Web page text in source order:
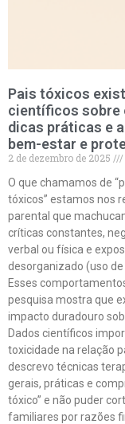
Pais tóxicos
científicos sobre
dicas práticas e
bem-estar e
2 de dezembro de 2025
O que chamamos de
tóxicos” estamos nos
parental que
críticas constantes,
verbal ou física e
desorganizado (uso
Esses
pesquisa mostra que
impacto duradouro
Dados científicos
toxicidade na relação
descrevo técnicas
gerais, práticas e
tóxico” e não puder
familiares por razões